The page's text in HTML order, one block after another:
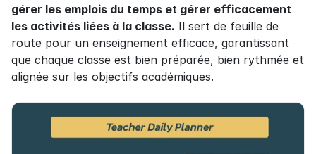
gérer les emplois du temps et gérer efficacement
les activités liées à la classe. Il sert de feuille de
route pour un enseignement efficace, garantissant
que chaque classe est bien préparée, bien rythmée et
alignée sur les objectifs académiques.